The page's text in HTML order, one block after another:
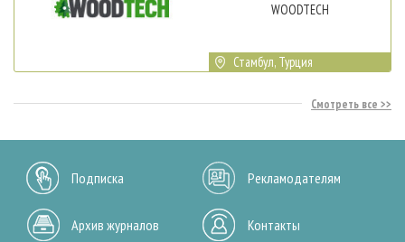
WOODTECH
Стамбул, Турция
Смотреть все
Подписка Рекламодателям
Архив журналов Контакты